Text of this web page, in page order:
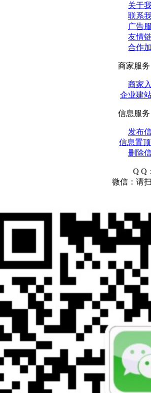
关于
联系
广告
友情
合作
商家服务
商家
企业建
信息服务
发布
信息置
删除
Q Q：
微信：请